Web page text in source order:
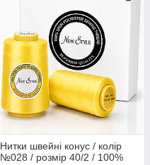
Нитки швейні конус / колір
№028 / розмір 40/2 / 100%